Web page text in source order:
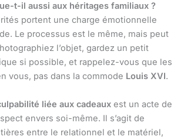
t-il aussi aux héritages familiaux ?
portent une charge émotionnelle
Le processus est le même, mais peut
l’objet, gardez un petit
si possible, et rappelez-vous que les
vous, pas dans la commode Louis XVI.
liée aux cadeaux est un acte de
envers soi-même. Il s’agit de
entre le relationnel et le matériel,